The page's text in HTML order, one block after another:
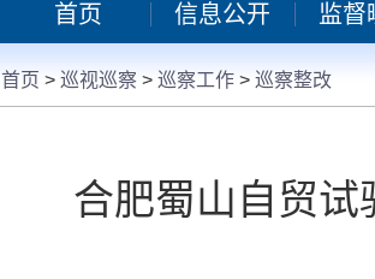
首页 信息公开 监督
首页 > 巡视巡察 > 巡察工作 > 巡察整改
合肥蜀山自贸试